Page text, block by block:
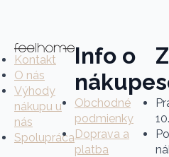
Kontakt
O nás
Výhody
nákupu u
nás
Spolupráca
Info o
nákupe
Obchodné
podmienky
Doprava a
platba